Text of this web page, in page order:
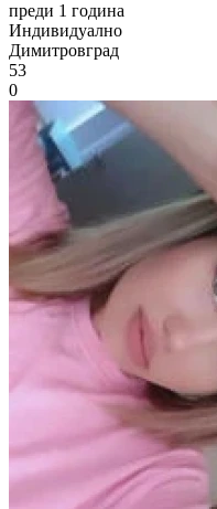
преди 1 година
Индивидуално
Димитровград
53
0